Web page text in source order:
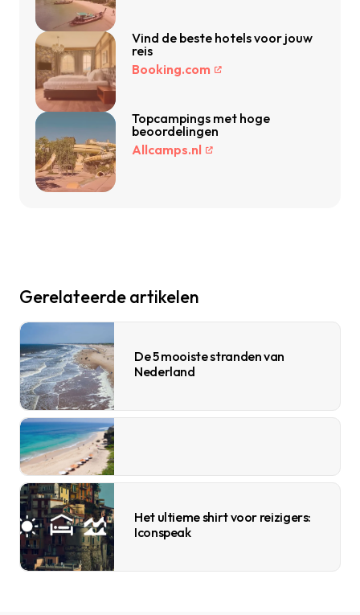
Vind de beste hotels voor jouw
reis
Booking.com
Topcampings met hoge
beoordelingen
Allcamps.nl
Gerelateerde artikelen
De 5 mooiste stranden van
Nederland
Het ultieme shirt voor reizigers:
Iconspeak